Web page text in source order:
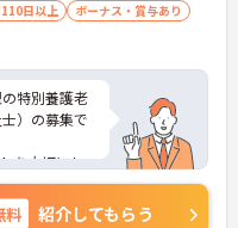
日以上
ボーナス・賞与あり
特別養護老
）の募集で
を大切にし
カー通勤が
料 紹介してもらう